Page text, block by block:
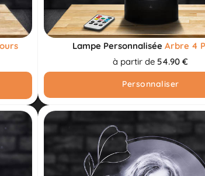
Lampe Personnalisée Arbre 4
à partir de 54.90 €
Personnaliser